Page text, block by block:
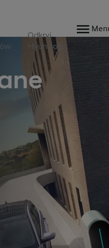
Odkryj
Hyundaia